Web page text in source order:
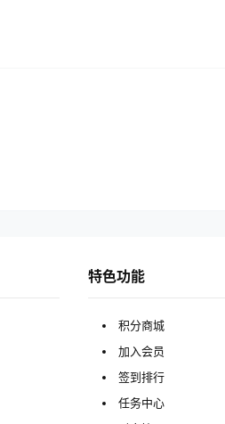
特色功能
积分商城
加入会员
签到排行
任务中心